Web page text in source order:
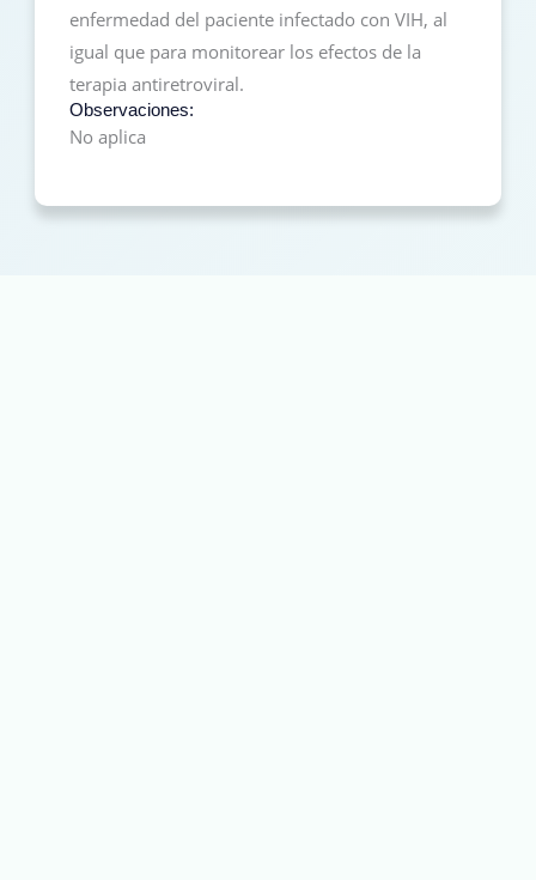
enfermedad del paciente infectado con VIH, al
igual que para monitorear los efectos de la
terapia antiretroviral.
Observaciones:
No aplica